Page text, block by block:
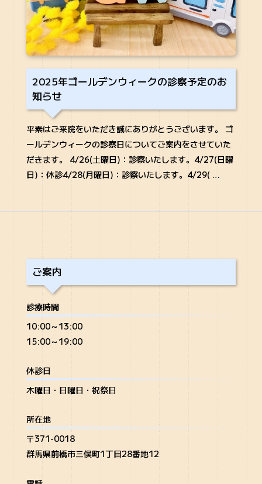
2025年ゴールデンウィークの診察予定のお
知らせ
平素はご来院をいただき誠にありがとうございます。 ゴ
ールデンウィークの診察日についてご案内をさせていた
だきます。 4/26(土曜日)：診察いたします。4/27(日曜
日)：休診4/28(月曜日)：診察いたします。4/29( …
ご案内
診療時間
10:00～13:00
15:00～19:00
休診日
木曜日・日曜日・祝祭日
所在地
〒371-0018
群馬県前橋市三俣町1丁目28番地12